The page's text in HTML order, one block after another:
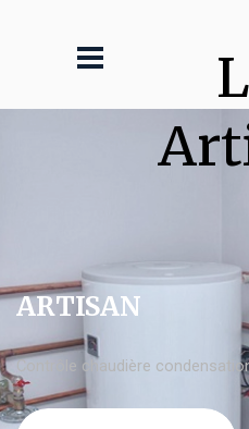
ARTISAN
Contrôle chaudière